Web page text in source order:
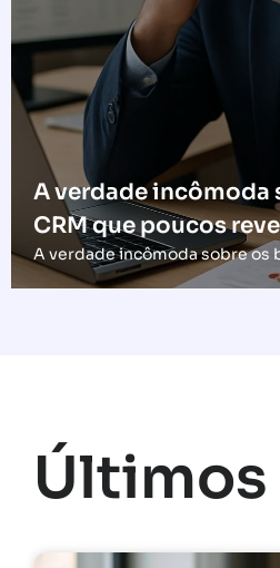
A verdade incômoda
CRM que poucos
A verdade incômoda sobre os